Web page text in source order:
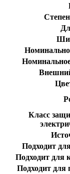
Класс
Подходит
Подходит для
Подходит для